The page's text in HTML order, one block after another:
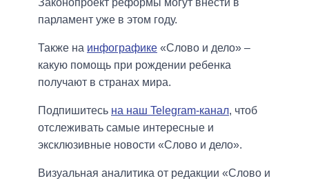
Законопроект реформы могут внести в
парламент уже в этом году.
Также на инфографике «Слово и дело» –
какую помощь при рождении ребенка
получают в странах мира.
Подпишитесь на наш Telegram-канал, чтоб
отслеживать самые интересные и
эксклюзивные новости «Слово и дело».
Визуальная аналитика от редакции «Слово и